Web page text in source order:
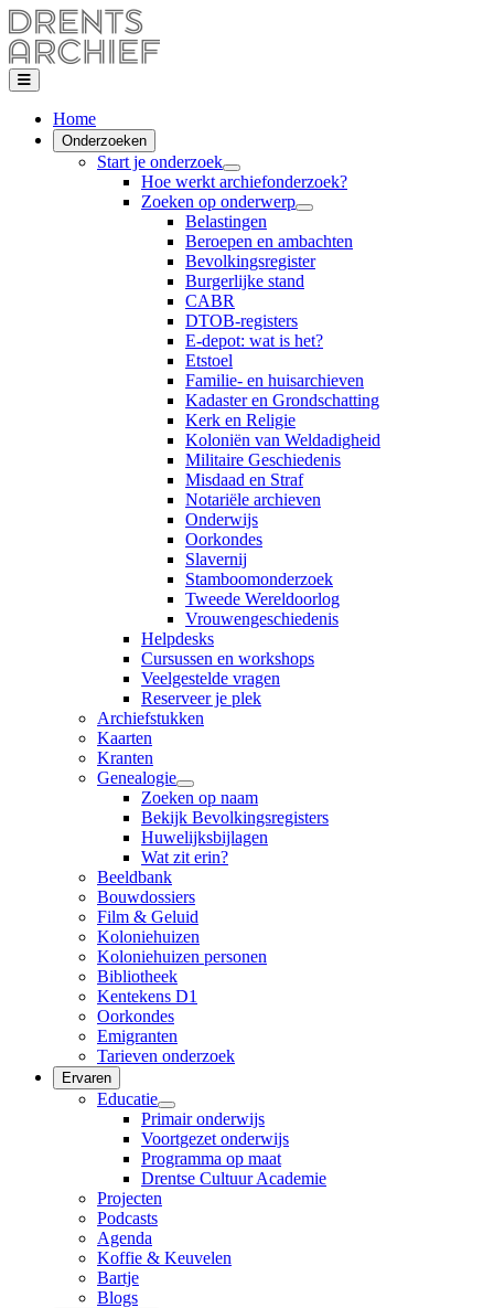
Home
Onderzoeken
Start je onderzoek
Hoe werkt archiefonderzoek?
Zoeken op onderwerp
Belastingen
Beroepen en ambachten
Bevolkingsregister
Burgerlijke stand
CABR
DTOB-registers
E-depot: wat is het?
Etstoel
Familie- en huisarchieven
Kadaster en Grondschatting
Kerk en Religie
Koloniën van Weldadigheid
Militaire Geschiedenis
Misdaad en Straf
Notariële archieven
Onderwijs
Oorkondes
Slavernij
Stamboomonderzoek
Tweede Wereldoorlog
Vrouwengeschiedenis
Helpdesks
Cursussen en workshops
Veelgestelde vragen
Reserveer je plek
Archiefstukken
Kaarten
Kranten
Genealogie
Zoeken op naam
Bekijk Bevolkingsregisters
Huwelijksbijlagen
Wat zit erin?
Beeldbank
Bouwdossiers
Film & Geluid
Koloniehuizen
Koloniehuizen personen
Bibliotheek
Kentekens D1
Oorkondes
Emigranten
Tarieven onderzoek
Ervaren
Educatie
Primair onderwijs
Voortgezet onderwijs
Programma op maat
Drentse Cultuur Academie
Projecten
Podcasts
Agenda
Koffie & Keuvelen
Bartje
Blogs